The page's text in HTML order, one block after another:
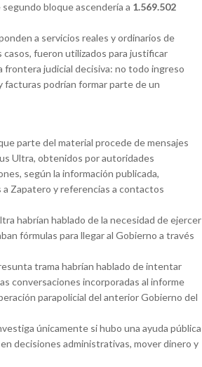
segundo bloque ascendería a 1.569.502
a servicios reales y ordinarios de
casos, fueron utilizados para justificar
frontera judicial decisiva: no todo ingreso
podrían formar parte de un
parte del material procede de mensajes
Ultra, obtenidos por autoridades
según la información publicada,
Zapatero y referencias a contactos
habrían hablado de la necesidad de ejercer
fórmulas para llegar al Gobierno a través
trama habrían hablado de intentar
conversaciones incorporadas al informe
parapolicial del anterior Gobierno del
únicamente si hubo una ayuda pública
decisiones administrativas, mover dinero y